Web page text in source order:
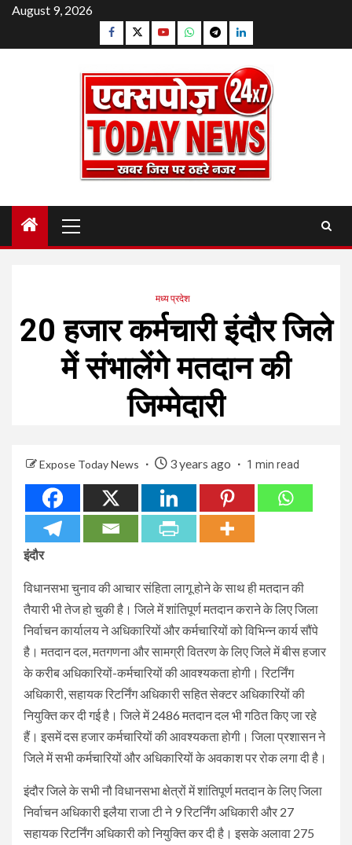
Skip
content
August 9, 2026
Facebook
TwitterYouTubeWhatsapp
TelegramLinkedin
Menu
मध्य प्रदेश
20 हजार कर्मचारी इंदौर जिले
में संभालेंगे मतदान की
जिम्मेदारी
Expose Today News 3 years ago 1 min read
इंदौर
विधानसभा चुनाव की आचार संहिता लागू होने के साथ ही मतदान की
तैयारी भी तेज हो चुकी है। जिले में शांतिपूर्ण मतदान कराने के लिए जिला
निर्वाचन कार्यालय ने अधिकारियों और कर्मचारियों को विभिन्न कार्य सौंपे
है। मतदान दल, मतगणना और सामग्री वितरण के लिए जिले में बीस हजार
के करीब अधिकारियों-कर्मचारियों की आवश्यकता होगी। रिटर्निंग
अधिकारी, सहायक रिटर्निंग अधिकारी सहित सेक्टर अधिकारियों की
नियुक्ति कर दी गई है। जिले में 2486 मतदान दल भी गठित किए जा रहे
हैं। इसमें दस हजार कर्मचारियों की आवश्यकता होगी। जिला प्रशासन ने
जिले में सभी कर्मचारियों और अधिकारियों के अवकाश पर रोक लगा दी है।
इंदौर जिले के सभी नौ विधानसभा क्षेत्रों में शांतिपूर्ण मतदान के लिए जिला
निर्वाचन अधिकारी इलैया राजा टी ने 9 रिटर्निंग अधिकारी और 27
सहायक रिटर्निंग अधिकारी को नियुक्ति कर दी है। इसके अलावा 275